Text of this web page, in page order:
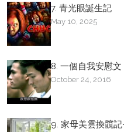
7. 青光眼誕生記
May 10, 2025
8. 一個自我安慰文
October 24, 2016
9. 家母美雲換髖